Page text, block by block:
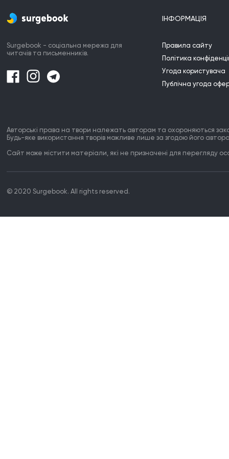
Surgebook - соціальна мережа для
читачів та письменників.
ІНФОРМАЦІЯ
Правила сайту
Політика
Угода користувача
Публічна угода
Авторські права на твори належать авторам та охороняються
Будь-яке використання творів можливе лише за згодою його
Сайт може містити матеріали, які не призначені для перегляду
© 2020 Surgebook. All rights reserved.